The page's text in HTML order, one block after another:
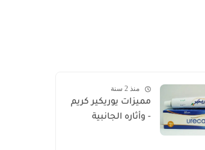
منذ 2 سنة
مميزات يوريكير كريم
- وأثاره الجانبية